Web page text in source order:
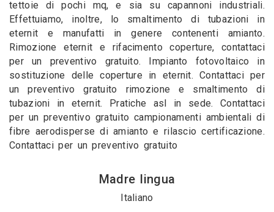
tettoie di pochi mq, e sia su capannoni industriali.
Effettuiamo, inoltre, lo smaltimento di tubazioni in
eternit e manufatti in genere contenenti amianto.
Rimozione eternit e rifacimento coperture, contattaci
per un preventivo gratuito. Impianto fotovoltaico in
sostituzione delle coperture in eternit. Contattaci per
un preventivo gratuito rimozione e smaltimento di
tubazioni in eternit. Pratiche asl in sede. Contattaci
per un preventivo gratuito campionamenti ambientali di
fibre aerodisperse di amianto e rilascio certificazione.
Contattaci per un preventivo gratuito
Madre lingua
Italiano